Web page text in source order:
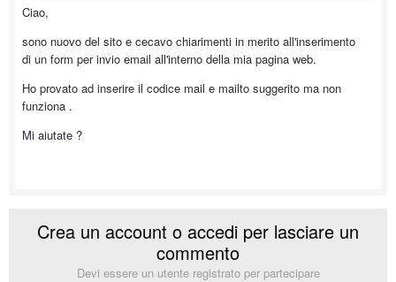
Ciao,
sono nuovo del sito e cecavo chiarimenti in merito all'inserimento
di un form per invio email all'interno della mia pagina web.
Ho provato ad inserire il codice mail e mailto suggerito ma non
funziona .
Mi aiutate ?
Crea un account o accedi per lasciare un
commento
Devi essere un utente registrato per partecipare